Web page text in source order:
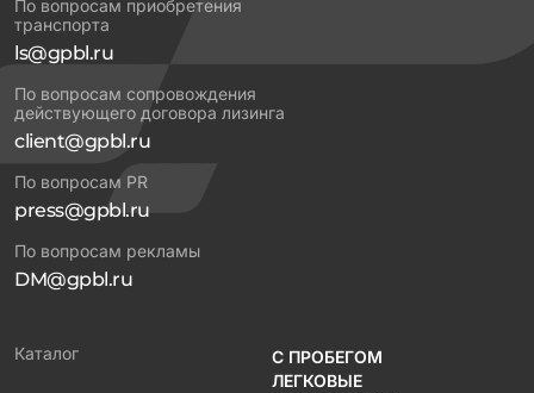
По вопросам приобретения
транспорта
ls@gpbl.ru
По вопросам сопровождения
действующего договора лизинга
client@gpbl.ru
По вопросам PR
press@gpbl.ru
По вопросам рекламы
DM@gpbl.ru
Каталог
С ПРОБЕГОМ
ЛЕГКОВЫЕ